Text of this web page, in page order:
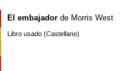
El embajador de Morris West
Libro usado (Castellano)